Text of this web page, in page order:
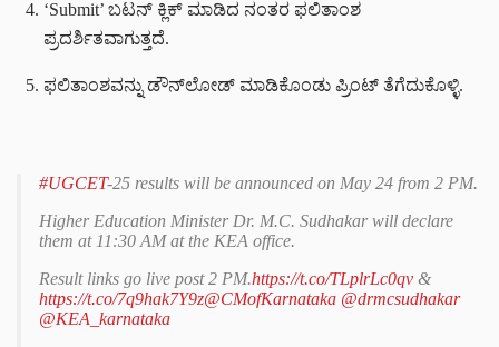
‘Submit’ ಬಟನ್ ಕ್ಲಿಕ್ ಮಾಡಿದ ನಂತರ ಫಲಿತಾಂಶ
ಪ್ರದರ್ಶಿತವಾಗುತ್ತದೆ.
ಫಲಿತಾಂಶವನ್ನು ಡೌನ್‌ಲೋಡ್ ಮಾಡಿಕೊಂಡು ಪ್ರಿಂಟ್ ತೆಗೆದುಕೊಳ್ಳಿ.
#UGCET-25 results will be announced on May 24 from 2 PM.
Higher Education Minister Dr. M.C. Sudhakar will declare
them at 11:30 AM at the KEA office.
Result links go live post 2 PM.https://t.co/TLplrLc0qv &
https://t.co/7q9hak7Y9z@CMofKarnataka @drmcsudhakar
@KEA_karnataka